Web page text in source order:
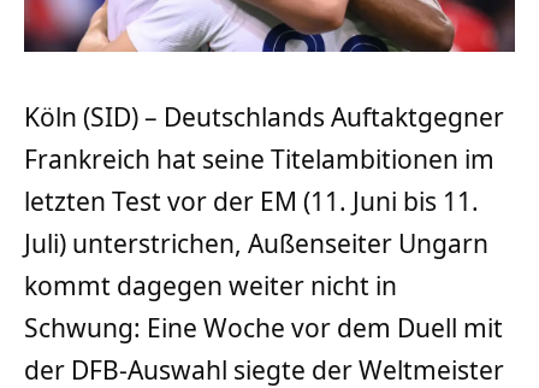
Köln (SID) – Deutschlands Auftaktgegner
Frankreich hat seine Titelambitionen im
letzten Test vor der EM (11. Juni bis 11.
Juli) unterstrichen, Außenseiter Ungarn
kommt dagegen weiter nicht in
Schwung: Eine Woche vor dem Duell mit
der DFB-Auswahl siegte der Weltmeister